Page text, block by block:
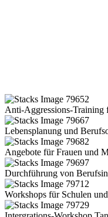
Anti-Aggressions-Training
Lebensplanung und
Angebote für Frauen und
Durchführung von
Workshops für Schulen